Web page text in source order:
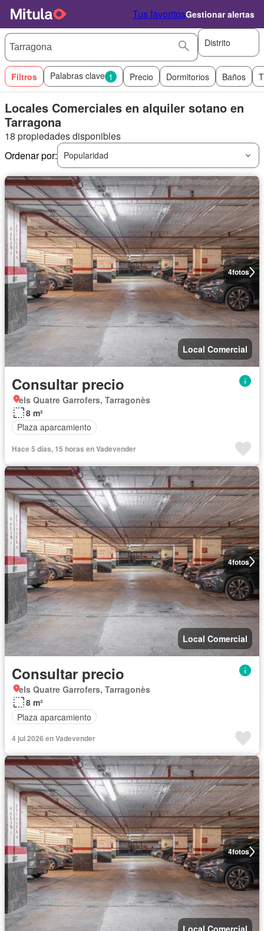
Tus favoritosGestionar alertas
Distrito
Filtros Palabras clave 1 Precio Dormitorios Baños
Locales Comerciales en alquiler sotano en
Tarragona
18 propiedades disponibles
Ordenar por:
Popularidad
4fotos
Local Comercial
Consultar precio
els Quatre Garrofers, Tarragonès
8 m²
Plaza aparcamiento
Hace 5 días, 15 horas en Vadevender
4fotos
Local Comercial
Consultar precio
els Quatre Garrofers, Tarragonès
8 m²
Plaza aparcamiento
4 jul 2026 en Vadevender
4fotos
Local Comercial